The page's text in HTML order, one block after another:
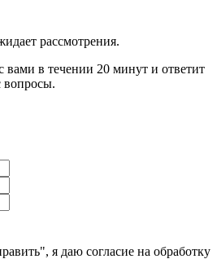
рассмотрения.
в течении 20 минут и ответит
вопросы.
я даю согласие на обработку